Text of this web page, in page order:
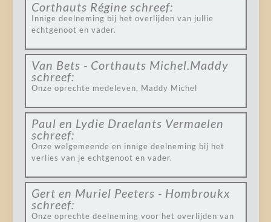
Corthauts Régine schreef:
Innige deelneming bij het overlijden van jullie
echtgenoot en vader.
Van Bets - Corthauts Michel.Maddy
schreef:
Onze oprechte medeleven, Maddy Michel
Paul en Lydie Draelants Vermaelen
schreef:
Onze welgemeende en innige deelneming bij het
verlies van je echtgenoot en vader.
Gert en Muriel Peeters - Hombroukx
schreef:
Onze oprechte deelneming voor het overlijden van